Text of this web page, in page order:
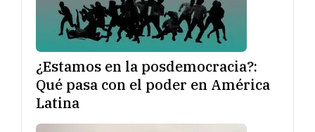
¿Estamos en la posdemocracia?:
Qué pasa con el poder en América
Latina